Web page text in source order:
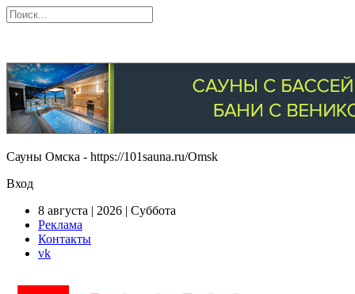
Сауны Омска - https://101sauna.ru/Omsk
Вход
8 августа | 2026 | Суббота
Реклама
Контакты
vk